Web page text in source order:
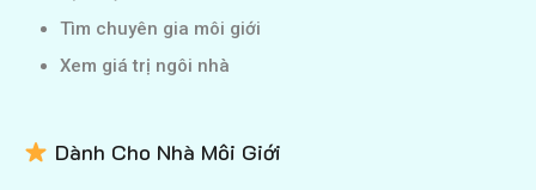
Tìm chuyên gia môi giới
Xem giá trị ngôi nhà
Dành Cho Nhà Môi Giới